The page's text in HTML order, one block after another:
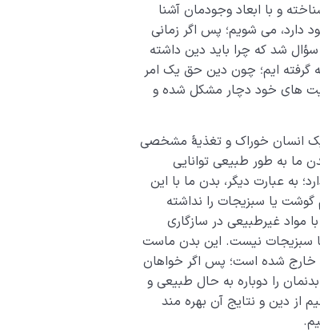
و با ابعاد وجودمان آشنا
دارد، می شویم؛ پس اگر زمانی
شد که چرا باید دین داشته
گرفته ایم؛ چون دین حق یک امر
های خود دچار مشکل شده و
یک انسان خوراک و تغذیۀ مشخصی
ما به طور طبیعی توانایی
به عبارت دیگر، بدن ما با این
گوشت یا سبزیجات را نداشته
مواد غیرطبیعی در سازگاری
سبزیجات نیست. این بدن ماست
خارج شده است؛ پس اگر خواهان
را دوباره به حال طبیعی و
از دین و نتایج آن بهره مند